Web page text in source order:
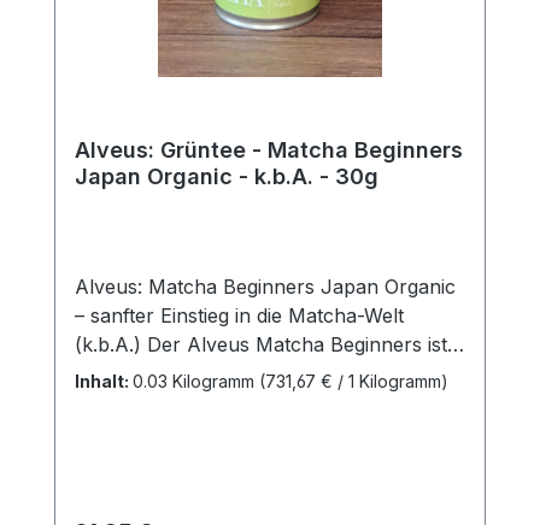
Alveus: Grüntee - Matcha Beginners
Japan Organic - k.b.A. - 30g
Alveus: Matcha Beginners Japan Organic
– sanfter Einstieg in die Matcha-Welt
(k.b.A.) Der Alveus Matcha Beginners ist
der perfekte Bio-Matcha für Einsteiger, die
Methode zu feinem, leuchtend grünem
Inhalt: 0.03 Kilogramm (731,67 € / 1 Kilogramm)